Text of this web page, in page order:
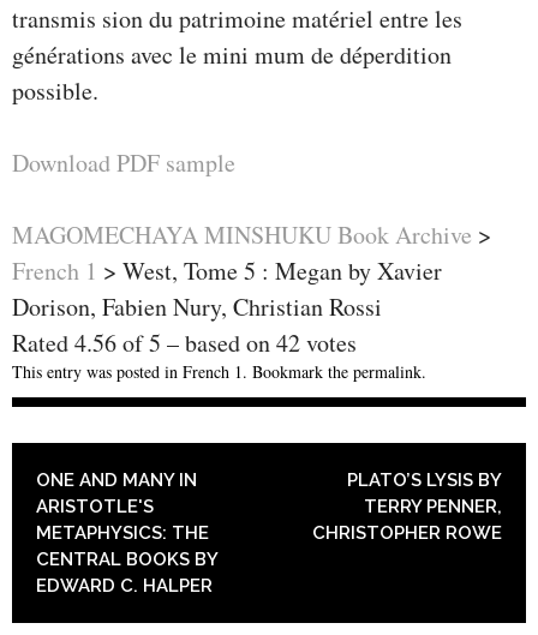
transmis­ sion du patrimoine matériel entre les
générations avec le mini­ mum de déperdition
possible.
Download PDF sample
MAGOMECHAYA MINSHUKU Book Archive >
French 1 > West, Tome 5 : Megan by Xavier
Dorison, Fabien Nury, Christian Rossi
Rated4.56of5 – based on42votes
This entry was posted in French 1. Bookmark the permalink.
POST NAVIGATION
ONE AND MANY IN
ARISTOTLE'S
METAPHYSICS: THE
CENTRAL BOOKS BY
EDWARD C. HALPER
PLATO’S LYSIS BY
TERRY PENNER,
CHRISTOPHER ROWE